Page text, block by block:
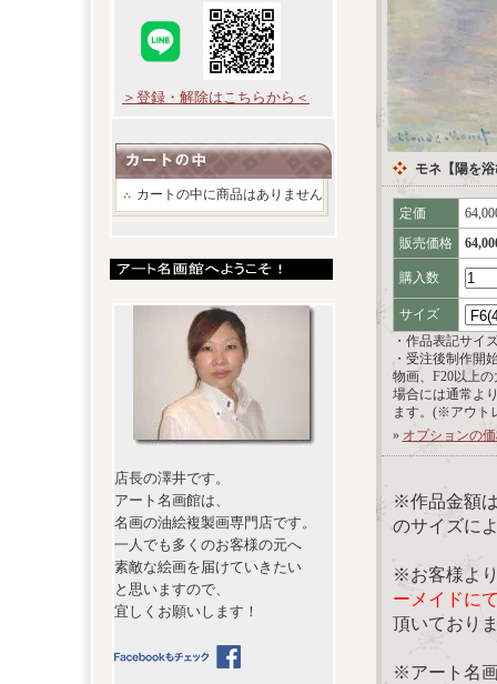
＞登録・解除はこちらから＜
カートの中に商品はありません
店長の澤井です。
アート名画館は、
名画の油絵複製画専門店です。
一人でも多くのお客様の元へ
素敵な絵画を届けていきたい
と思いますので、
宜しくお願いします！
モネ【陽を
定価
販売価格
購入数
サイズ
・作品表記サイ
・受注後制作開
物画、F20以上
場合には通常よ
ます。(※アウト
» オプションの
※作品金額
のサイズに
※お客様よ
ーメイドに
頂いており
※アート名